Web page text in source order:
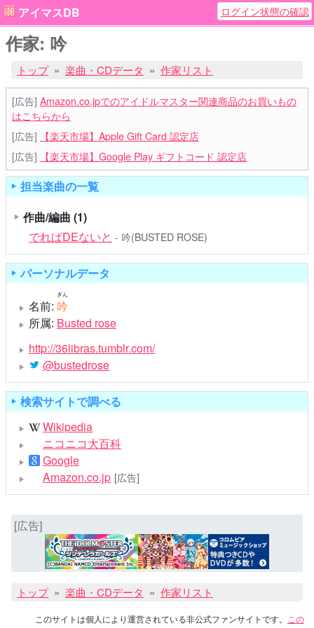
アイマスDB ログイン状態の確認
作家: 吟
トップ 楽曲・CDデータ 作家リスト
[広告] Amazon.co.jpでのアイドルマスター関連商品のお買いもの
はこちらから
[広告]
【楽天市場】Apple Gift Card 認定店
[広告]
【楽天市場】Google Play ギフトコード 認定店
担当楽曲の一覧
作曲/編曲 (1)
でれぱDEないと - 吟(BUSTED ROSE)
パーソナルデータ
名前: 吟
ぎん
所属: Busted rose
http://36libras.tumblr.com/
@bustedrose
検索サイトで調べる
Wikipedia
ニコニコ大百科
Google
Amazon.co.jp [広告]
[広告]
トップ 楽曲・CDデータ 作家リスト
このサイトは個人により運営されている非公式ファンサイトです。
この